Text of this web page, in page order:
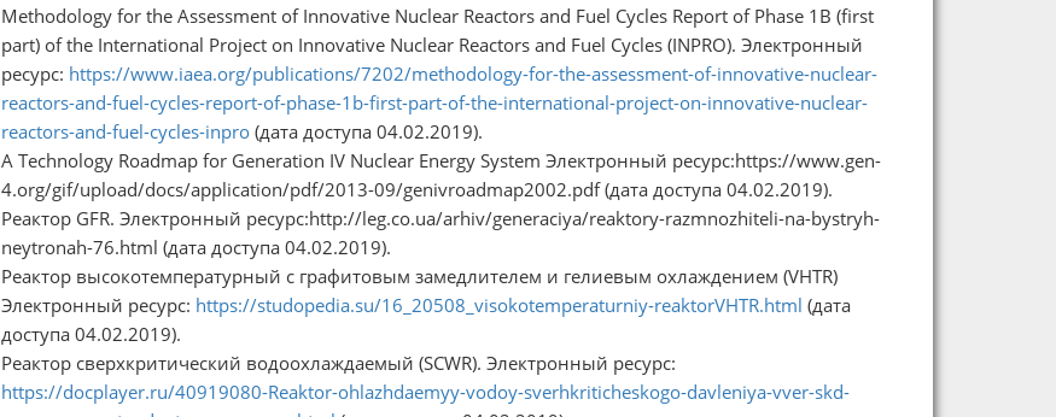
Methodology for the Assessment of Innovative Nuclear Reactors and Fuel Cycles Report of Phase 1B (first
part) of the International Project on Innovative Nuclear Reactors and Fuel Cycles (INPRO). Электронный
ресурс: https://www.iaea.org/publications/7202/methodology-for-the-assessment-of-innovative-nuclear-
reactors-and-fuel-cycles-report-of-phase-1b-first-part-of-the-international-project-on-innovative-nuclear-
reactors-and-fuel-cycles-inpro(дата доступа 04.02.2019).
A Technology Roadmap for Generation IV Nuclear Energy System Электронный ресурс:https://www.gen-
4.org/gif/upload/docs/application/pdf/2013-09/genivroadmap2002.pdf (дата доступа 04.02.2019).
Реактор GFR. Электронный ресурс:http://leg.co.ua/arhiv/generaciya/reaktory-razmnozhiteli-na-bystryh-
neytronah-76.html (дата доступа 04.02.2019).
Реактор высокотемпературный с графитовым замедлителем и гелиевым охлаждением (VHTR)
Электронный ресурс: https://studopedia.su/16_20508_visokotemperaturniy-reaktorVHTR.html (дата
доступа 04.02.2019).
Реактор сверхкритический водоохлаждаемый (SCWR). Электронный ресурс:
https://docplayer.ru/40919080-Reaktor-ohlazhdaemyy-vodoy-sverhkriticheskogo-davleniya-vver-skd-